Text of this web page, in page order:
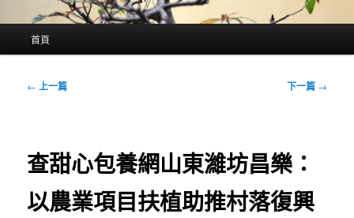
首頁
文
← 上一篇 下一篇 →
查甜心包養網山東濰坊昌樂：
以農業項目扶植助推村落復興